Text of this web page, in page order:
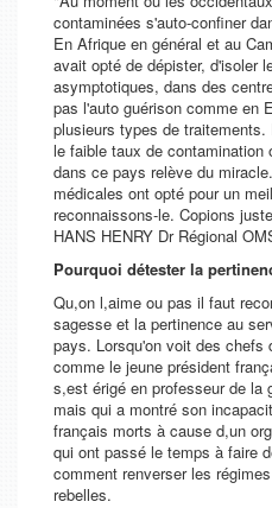
contaminées s'auto-confiner
En Afrique en général et au
avait opté de dépister, d'isoler
asymptotiques, dans des
pas l'auto guérison comme en
plusieurs types de
le faible taux de contamination
dans ce pays relève du
médicales ont opté pour un
reconnaissons-le. Copions
HANS HENRY Dr Régional
Pourquoi détester la
Qu,on l,aime ou pas il faut
sagesse et la pertinence au
pays. Lorsqu'on voit des chefs
comme le jeune président
s,est érigé en professeur de la
mais qui a montré son
français morts à cause d,un
qui ont passé le temps à faire
comment renverser les
rebelles.